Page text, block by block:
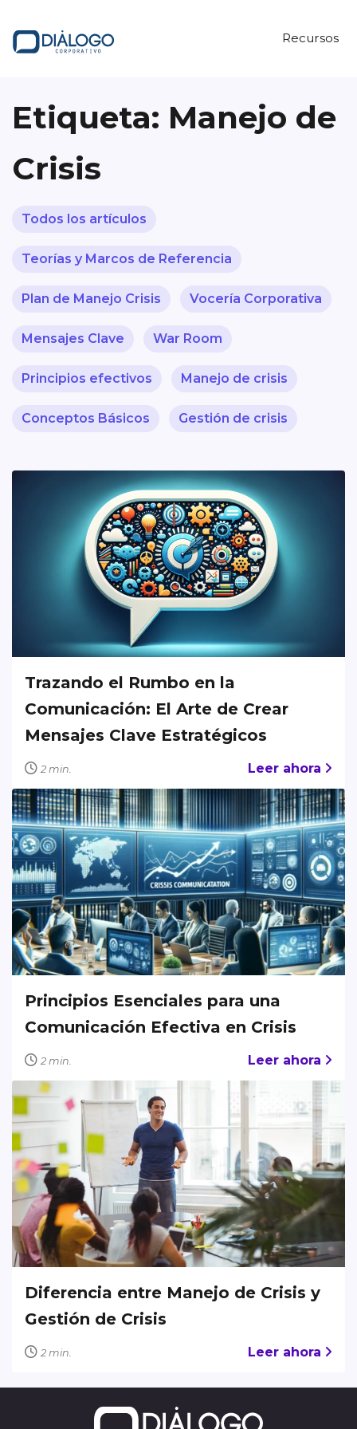
Recursos
Etiqueta: Manejo de
Crisis
Todos los artículos
Teorías y Marcos de Referencia
Plan de Manejo Crisis Vocería Corporativa
Mensajes Clave War Room
Principios efectivos Manejo de crisis
Conceptos Básicos Gestión de crisis
Trazando el Rumbo en la
Comunicación: El Arte de Crear
Mensajes Clave Estratégicos
2 min. Leer ahora
Principios Esenciales para una
Comunicación Efectiva en Crisis
2 min. Leer ahora
Diferencia entre Manejo de Crisis y
Gestión de Crisis
2 min. Leer ahora